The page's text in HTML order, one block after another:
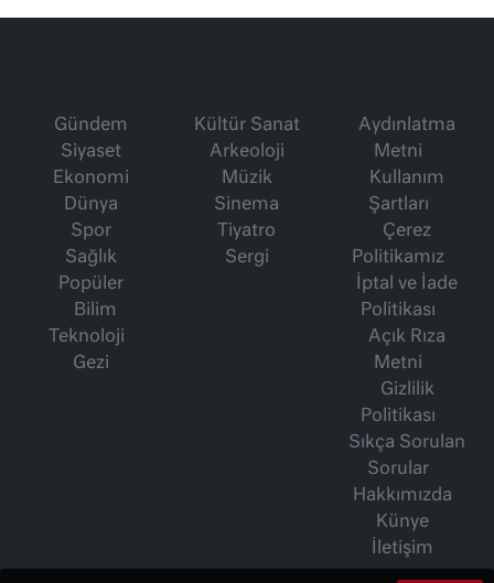
Gündem
Siyaset
Ekonomi
Dünya
Spor
Sağlık
Popüler
Bilim
Teknoloji
Gezi
Kültür Sanat
Arkeoloji
Müzik
Sinema
Tiyatro
Sergi
Aydınlatma
Metni
Kullanım
Şartları
Çerez
Politikamız
İptal ve İade
Politikası
Açık Rıza
Metni
Gizlilik
Politikası
Sıkça Sorulan
Sorular
Hakkımızda
Künye
İletişim